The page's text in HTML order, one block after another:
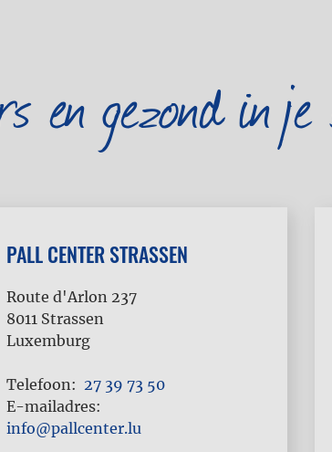
en gezond in
PALL CENTER STRASSEN
Route d'Arlon 237
8011 Strassen
Luxemburg
Telefoon
27 39 73 50
E-mailadres
info@pallcenter.lu